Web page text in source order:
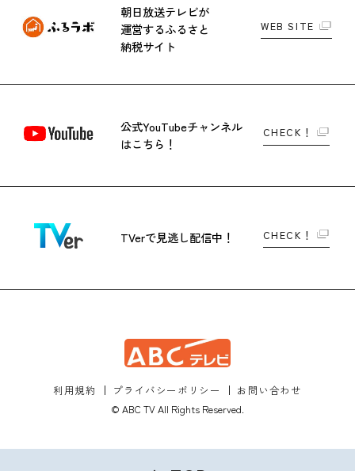
朝日放送テレビが
運営するふるさと
納税サイト
WEB SITE
公式YouTubeチャンネル
はこちら！
CHECK！
TVerで見逃し配信中！ CHECK！
利用規約 プライバシーポリシー
お問い合わせ
© ABC TV All Rights Reserved.